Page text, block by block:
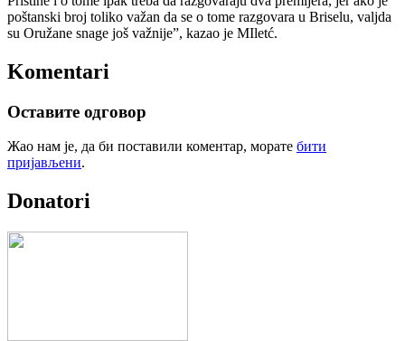
poštanski broj toliko važan da se o tome razgovara u Briselu, valjda
su Oružane snage još važnije”, kazao je MIletć.
Komentari
Оставите одговор
Жао нам је, да би поставили коментар, морате бити
пријављени.
Donatori